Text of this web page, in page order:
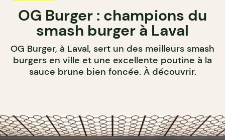
OG Burger : champions du
smash burger à Laval
OG Burger, à Laval, sert un des meilleurs smash
burgers en ville et une excellente poutine à la
sauce brune bien foncée. À découvrir.